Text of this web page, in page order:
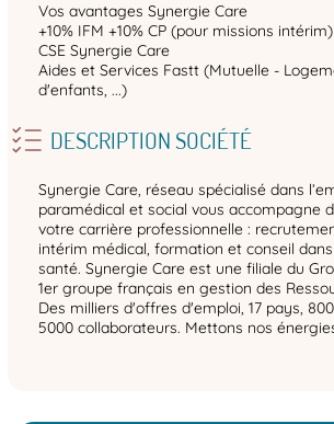
Vos avantages Synergie Care
+10% IFM +10% CP (pour missions intérim)
CSE Synergie Care
Aides et Services Fastt (Mutuelle -
d'enfants, ...)
DESCRIPTION SOCIÉTÉ
Synergie Care, réseau spécialisé dans
paramédical et social vous accompagne
votre carrière professionnelle :
intérim médical, formation et conseil
santé. Synergie Care est une filiale du
1er groupe français en gestion des
Des milliers d'offres d'emploi, 17 pays,
5000 collaborateurs. Mettons nos